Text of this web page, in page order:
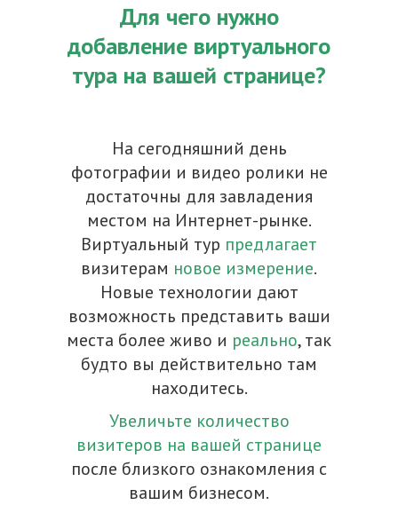
Для чего нужно
добавление виртуального
тура на вашей странице?
На сегодняшний день
фотографии и видео ролики не
достаточны для завладения
местом на Интернет-рынке.
Виртуальный тур предлагает
визитерам новое измерение.
Новые технологии дают
возможность представить ваши
места более живо и реально, так
будто вы действительно там
находитесь.
Увеличьте количество
визитеров на вашей странице
после близкого ознакомления с
вашим бизнесом.